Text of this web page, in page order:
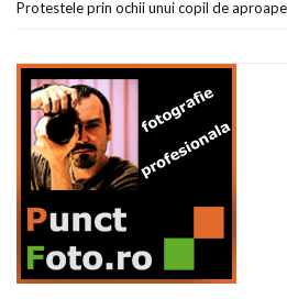
Protestele prin ochii unui copil de